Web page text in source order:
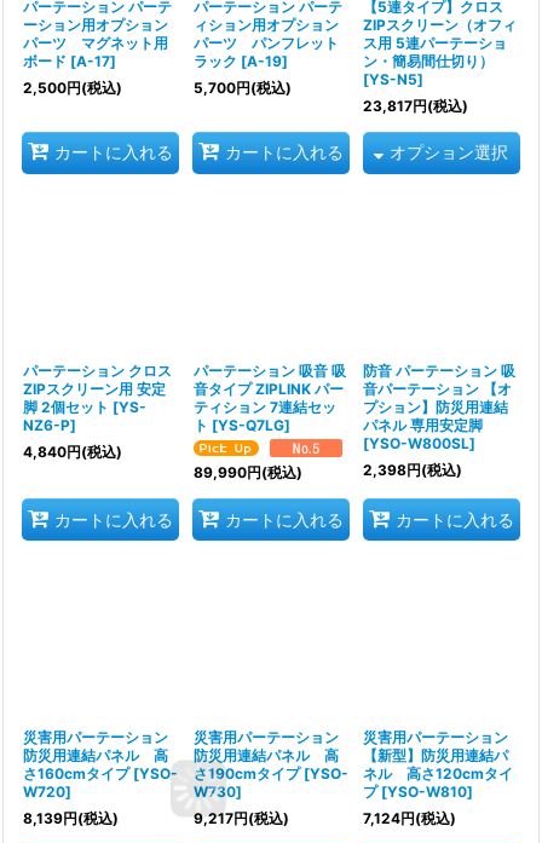
パーテーション パーテ
ーション用オプション
パーツ マグネット用
ボード [A-17]
2,500円(税込)
カートに入れる
パーテーション パーテ
ィション用オプション
パーツ パンフレット
ラック [A-19]
5,700円(税込)
カートに入れる
【5連タイプ】クロス
ZIPスクリーン（オフィ
ス用 5連パーテーショ
ン・簡易間仕切り）
[YS-N5]
23,817円(税込)
オプション選択
パーテーション クロス
ZIPスクリーン用 安定
脚 2個セット [YS-
NZ6-P]
4,840円(税込)
カートに入れる
パーテーション 吸音 吸
音タイプ ZIPLINK パー
ティション 7連結セッ
ト [YS-Q7LG]
89,990円(税込)
カートに入れる
防音 パーテーション 吸
音パーテーション 【オ
プション】防災用連結
パネル 専用安定脚
[YSO-W800SL]
2,398円(税込)
カートに入れる
災害用パーテーション
防災用連結パネル 高
さ160cmタイプ [YSO-
W720]
8,139円(税込)
災害用パーテーション
防災用連結パネル 高
さ190cmタイプ [YSO-
W730]
9,217円(税込)
災害用パーテーション
【新型】防災用連結パ
ネル 高さ120cmタイ
プ [YSO-W810]
7,124円(税込)